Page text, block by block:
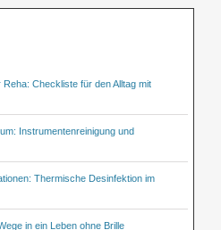
Checkliste für den Alltag mit
Instrumentenreinigung und
Thermische Desinfektion im
in ein Leben ohne Brille